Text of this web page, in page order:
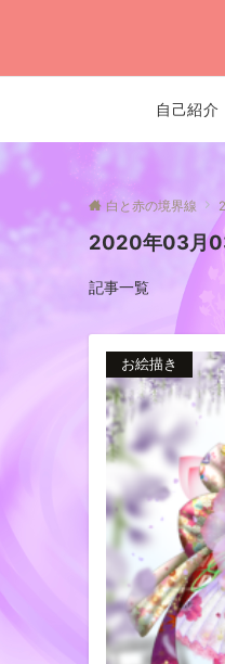
自己紹介
白と赤の境界線
2020年03月
記事一覧
お絵描き